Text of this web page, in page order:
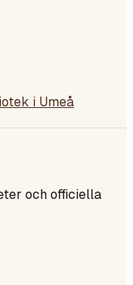
i Umeå
och officiella